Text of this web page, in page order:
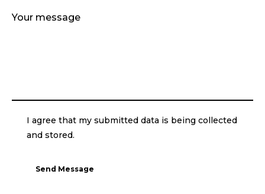
I agree that my submitted data is being collected
and stored.
Send Message